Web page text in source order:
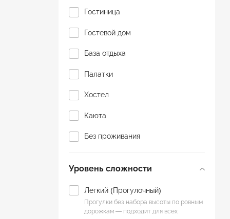
Парапланы
Пляжный отдых
Походы
Гостиница
Гостевой дом
База отдыха
Палатки
Хостел
Каюта
Без проживания
Уровень сложности
Легкий (Прогулочный)
Прогулки без набора высоты по ровным
дорожкам — подходит для всех